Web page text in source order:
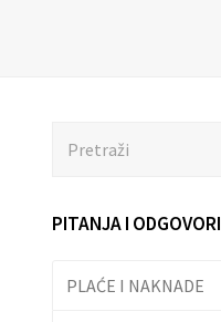
PITANJA I ODGOVORI
PLAĆE I NAKNADE